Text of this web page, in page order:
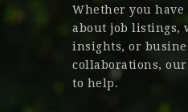
Whether you have
about job listings,
insights, or
collaborations,
to help.